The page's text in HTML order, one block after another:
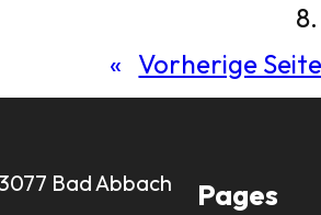
« Vorherige Seite
Bad Abbach Pages